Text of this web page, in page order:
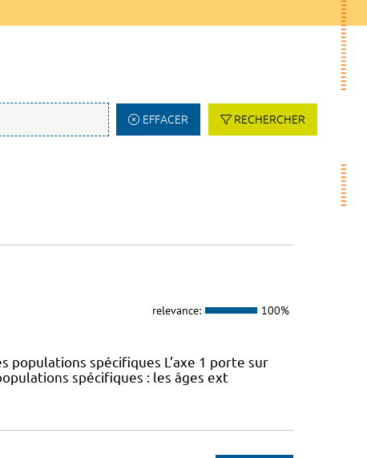
EFFACER RECHERCHER
relevance: 100%
populations spécifiques L’axe 1 porte sur
spécifiques : les âges ext